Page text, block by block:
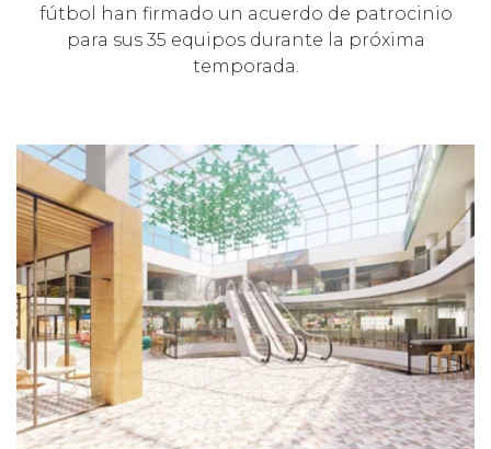
fútbol han firmado un acuerdo de patrocinio
para sus 35 equipos durante la próxima
temporada.